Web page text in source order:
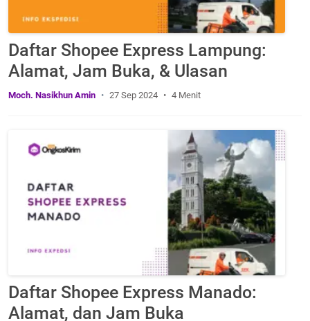
Daftar Shopee Express Lampung:
Alamat, Jam Buka, & Ulasan
Moch. Nasikhun Amin 27 Sep 2024 4 Menit
Daftar Shopee Express Manado:
Alamat, dan Jam Buka